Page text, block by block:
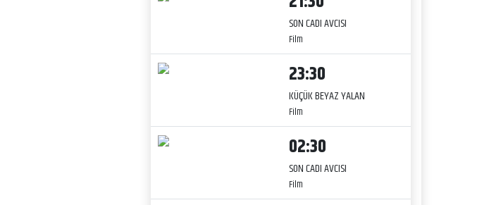
SON CADI AVCISI
Film
23:30
KÜÇÜK BEYAZ YALAN
Film
02:30
SON CADI AVCISI
Film